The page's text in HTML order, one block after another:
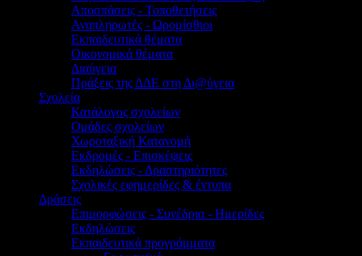
Αποσπάσεις - Τοποθετήσεις
Αναπληρωτές - Ωρομίσθιοι
Εκπαιδευτικά θέματα
Οικονομικά θέματα
Διαύγεια
Πράξεις της ΔΔΕ στη Δι@ύγεια
Σχολεία
Κατάλογος σχολείων
Ομάδες σχολείων
Χωροταξική Κατανομή
Εκδρομές - Επισκέψεις
Εκδηλώσεις - Δραστηριότητες
Σχολικές εφημερίδες & έντυπα
Δράσεις
Επιμορφώσεις - Συνέδρια - Ημερίδες
Εκδηλώσεις
Εκπαιδευτικά προγράμματα